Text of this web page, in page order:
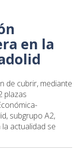
en la
de cubrir, mediante
plazas
subgrupo A2,
actualidad se